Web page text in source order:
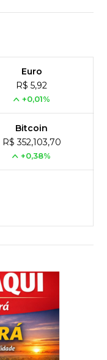
Euro
R$ 5,92
+0,01%
Bitcoin
R$ 352,103,70
+0,38%